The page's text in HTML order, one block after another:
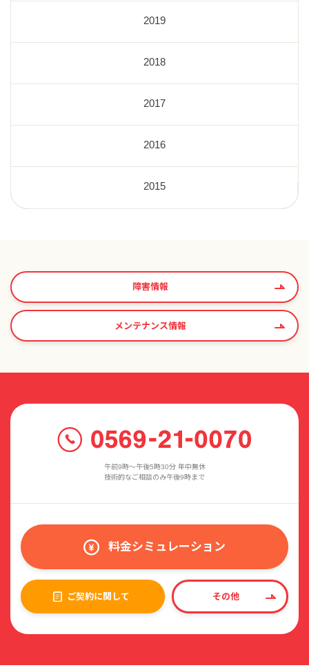
2019
2018
2017
2016
2015
障害情報
メンテナンス情報
午前9時〜午後5時30分 年中無休
技術的なご相談のみ午後9時まで
料金シミュレーション
ご契約に関して その他